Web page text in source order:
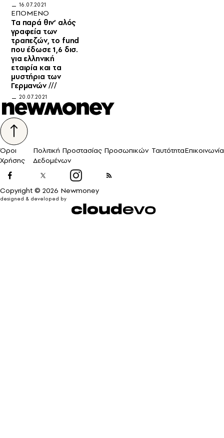
16.07.2021
ΕΠΟΜΕΝΟ
Τα παρά θιν’ αλός
γραφεία των
τραπεζών, το fund
που έδωσε 1,6 δισ.
για ελληνική
εταιρία και τα
μυστήρια των
Γερμανών ///
20.07.2021
Όροι
Χρήσης
Πολιτική Προστασίας Προσωπικών
Δεδομένων
ΤαυτότηταΕπικοινωνία
Copyright © 2026 Newmoney
designed & developed by